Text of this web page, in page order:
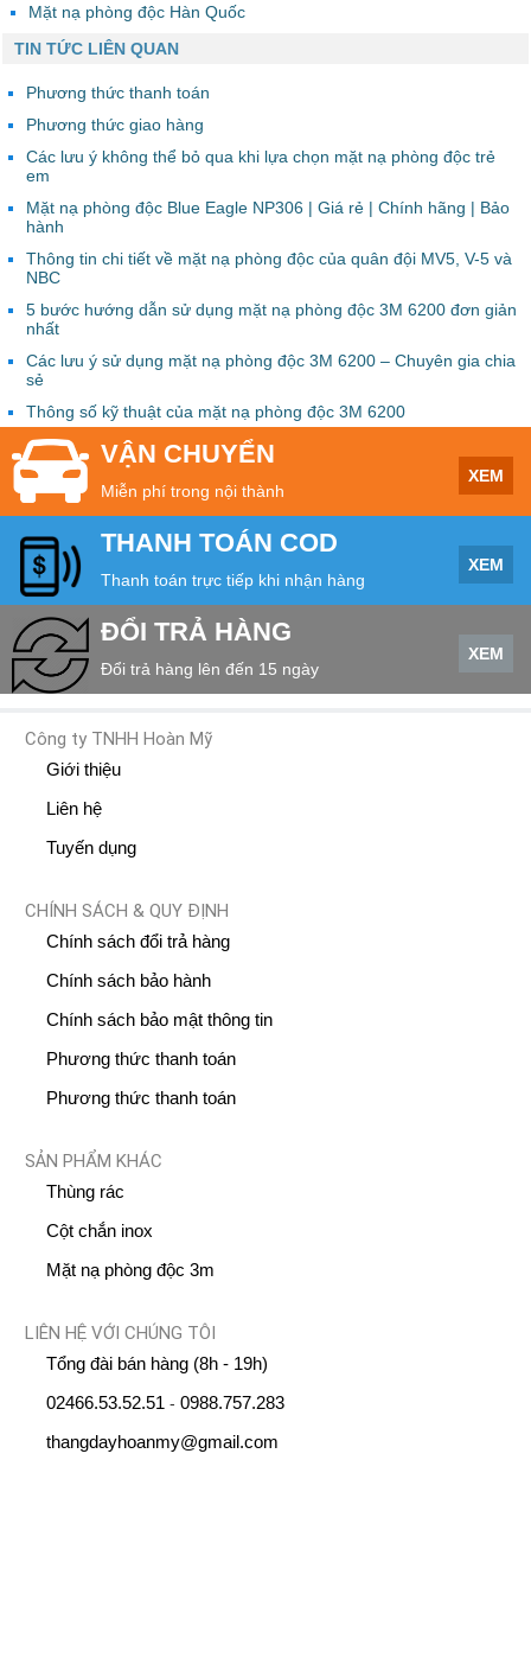
Mặt nạ phòng độc Hàn Quốc
TIN TỨC LIÊN QUAN
Phương thức thanh toán
Phương thức giao hàng
Các lưu ý không thể bỏ qua khi lựa chọn mặt nạ phòng độc trẻ
em
Mặt nạ phòng độc Blue Eagle NP306 | Giá rẻ | Chính hãng | Bảo
hành
Thông tin chi tiết về mặt nạ phòng độc của quân đội MV5, V-5 và
NBC
5 bước hướng dẫn sử dụng mặt nạ phòng độc 3M 6200 đơn giản
nhất
Các lưu ý sử dụng mặt nạ phòng độc 3M 6200 – Chuyên gia chia
sẻ
Thông số kỹ thuật của mặt nạ phòng độc 3M 6200
VẬN CHUYỂN
Miễn phí trong nội thành
XEM
THANH TOÁN COD
Thanh toán trực tiếp khi nhận hàng
XEM
ĐỔI TRẢ HÀNG
Đổi trả hàng lên đến 15 ngày
XEM
Công ty TNHH Hoàn Mỹ
Giới thiệu
Liên hệ
Tuyến dụng
CHÍNH SÁCH & QUY ĐỊNH
Chính sách đổi trả hàng
Chính sách bảo hành
Chính sách bảo mật thông tin
Phương thức thanh toán
Phương thức thanh toán
SẢN PHẨM KHÁC
Thùng rác
Cột chắn inox
Mặt nạ phòng độc 3m
LIÊN HỆ VỚI CHÚNG TÔI
Tổng đài bán hàng (8h - 19h)
02466.53.52.51 - 0988.757.283
thangdayhoanmy@gmail.com